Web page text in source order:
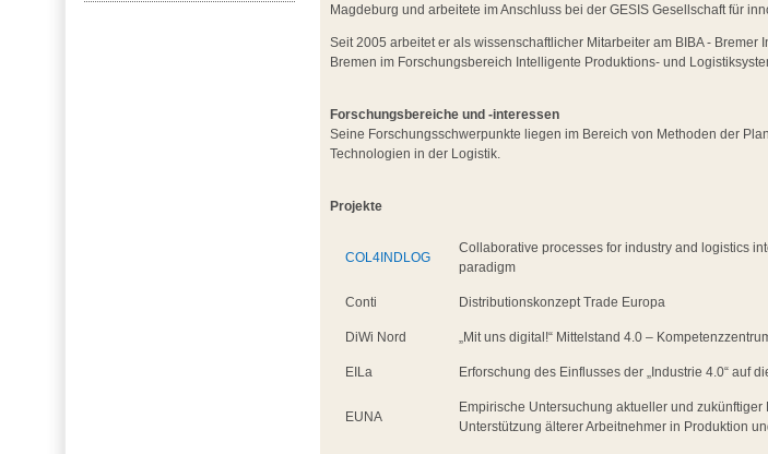
Magdeburg und arbeitete im Anschluss bei der GESIS Gesellschaft für
Seit 2005 arbeitet er als wissenschaftlicher Mitarbeiter am BIBA -
Bremen im Forschungsbereich Intelligente Produktions- und
Forschungsbereiche und -interessen
Seine Forschungsschwerpunkte liegen im Bereich von Methoden der
Technologien in der Logistik.
Projekte
COL4INDLOG
Collaborative processes for industry and logistics
paradigm
Conti Distributionskonzept Trade Europa
DiWi Nord „Mit uns digital!“ Mittelstand 4.0 –
EILa Erforschung des Einflusses der „Industrie 4.0“ auf
EUNA
Empirische Untersuchung aktueller und
Unterstützung älterer Arbeitnehmer in Produktion